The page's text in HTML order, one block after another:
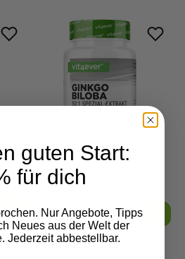
Ginkgo Biloba Extrakt
Angebot
€19,99(€178,48/kg)
4.7
guten Start:
für dich
Nur Angebote, Tipps
Neues aus der Welt der
Jederzeit abbestellbar.